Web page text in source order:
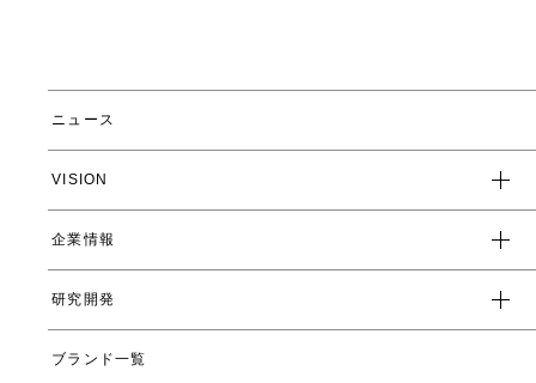
ニュース
VISION
企業スローガン
クレド
企業情報
トップメッセージ
会社概要
研究開発
ヤーマンの研究開発とは
ブランド一覧